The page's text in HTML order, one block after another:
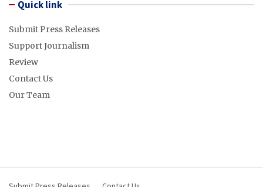
Quick link
Submit Press Releases
Support Journalism
Review
Contact Us
Our Team